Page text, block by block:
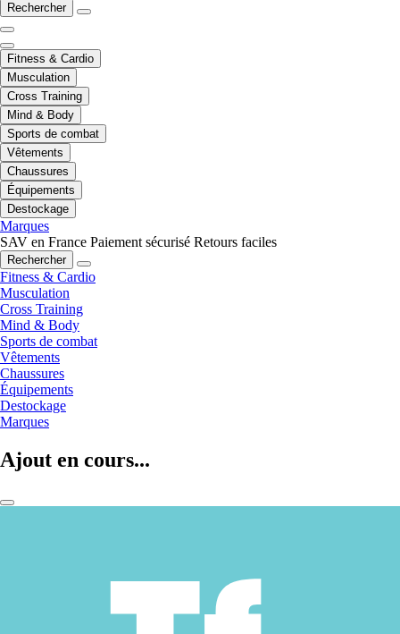
Rechercher
Fitness & Cardio
Musculation
Cross Training
Mind & Body
Sports de combat
Vêtements
Chaussures
Équipements
Destockage
Marques
SAV en France Paiement sécurisé Retours faciles
Rechercher
Fitness & Cardio
Musculation
Cross Training
Mind & Body
Sports de combat
Vêtements
Chaussures
Équipements
Destockage
Marques
Ajout en cours...